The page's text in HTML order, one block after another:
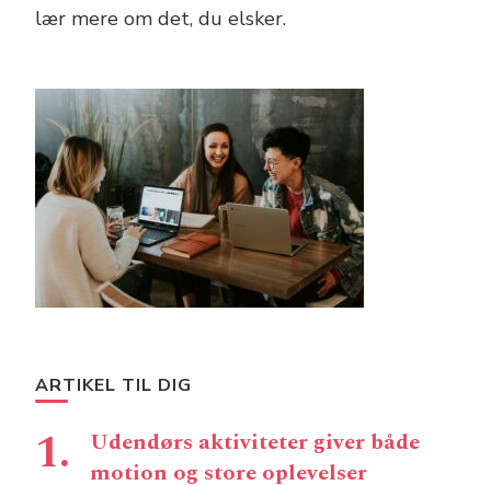
lær mere om det, du elsker.
ARTIKEL TIL DIG
Udendørs aktiviteter giver både
motion og store oplevelser